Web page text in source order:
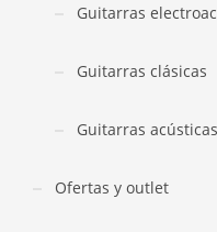
Guitarras
Guitarras clásicas
Guitarras acústicas
Ofertas y outlet